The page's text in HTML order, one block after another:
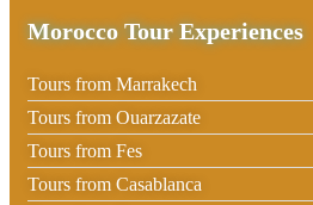
Morocco Tour Experiences
Tours from Marrakech
Tours from Ouarzazate
Tours from Fes
Tours from Casablanca